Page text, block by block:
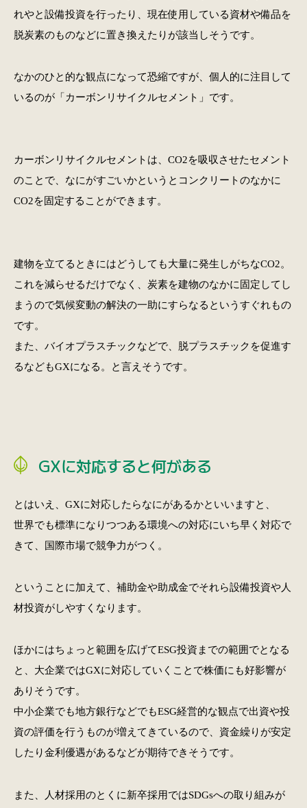
れやと設備投資を行ったり、現在使用している資材や備品を
脱炭素のものなどに置き換えたりが該当しそうです。
なかのひと的な観点になって恐縮ですが、個人的に注目して
いるのが「カーボンリサイクルセメント」です。
カーボンリサイクルセメントは、CO2を吸収させたセメント
のことで、なにがすごいかというとコンクリートのなかに
CO2を固定することができます。
建物を立てるときにはどうしても大量に発生しがちなCO2。
これを減らせるだけでなく、炭素を建物のなかに固定してし
まうので気候変動の解決の一助にすらなるというすぐれもの
です。
また、バイオプラスチックなどで、脱プラスチックを促進す
るなどもGXになる。と言えそうです。
GXに対応すると何がある
とはいえ、GXに対応したらなにがあるかといいますと、
世界でも標準になりつつある環境への対応にいち早く対応で
きて、国際市場で競争力がつく。
ということに加えて、補助金や助成金でそれら設備投資や人
材投資がしやすくなります。
ほかにはちょっと範囲を広げてESG投資までの範囲でとなる
と、大企業ではGXに対応していくことで株価にも好影響が
ありそうです。
中小企業でも地方銀行などでもESG経営的な観点で出資や投
資の評価を行うものが増えてきているので、資金繰りが安定
したり金利優遇があるなどが期待できそうです。
また、人材採用のとくに新卒採用ではSDGsへの取り組みが